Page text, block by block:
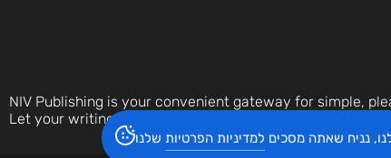
NIV Publishing is your convenient gateway for simple,
Let your writings be discovered by the world today.
נניח שאתה מסכים למדיניות הפרטיות